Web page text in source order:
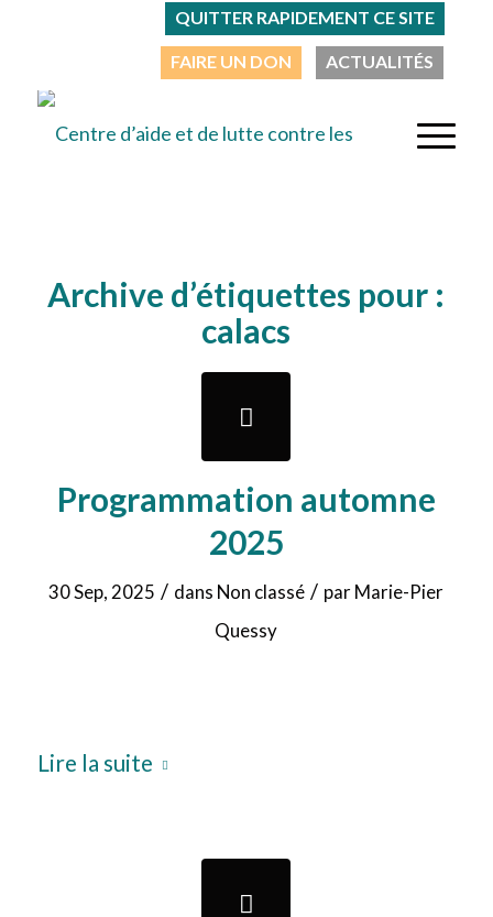
FAIRE UN DON ACTUALITÉS
QUITTER RAPIDEMENT CE SITE
Archive d’étiquettes pour :
calacs
Programmation automne
2025
30 Sep, 2025 / dans Non classé / parMarie-Pier
Quessy
Lire la suite